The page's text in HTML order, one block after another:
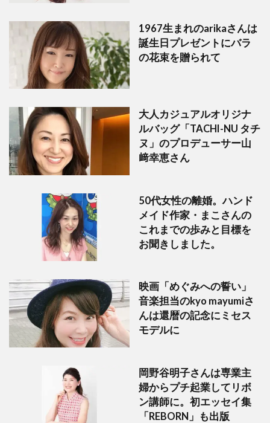
1967生まれのarikaさんは
誕生日プレゼントにバラ
の花束を贈られて
大人カジュアルオリジナ
ルバッグ「TACHI-NU タチ
ヌ」のプロデューサー山
﨑幸恵さん
50代女性の離婚。ハンド
メイド作家・まこさんの
これまでの歩みと目標を
お聞きしました。
映画「めぐみへの誓い」
音楽担当のkyo mayumiさ
んは還暦の記念にミセス
モデルに
岡野谷明子さんは専業主
婦からプチ起業してリボ
ン講師に。初エッセイ集
「REBORN」も出版